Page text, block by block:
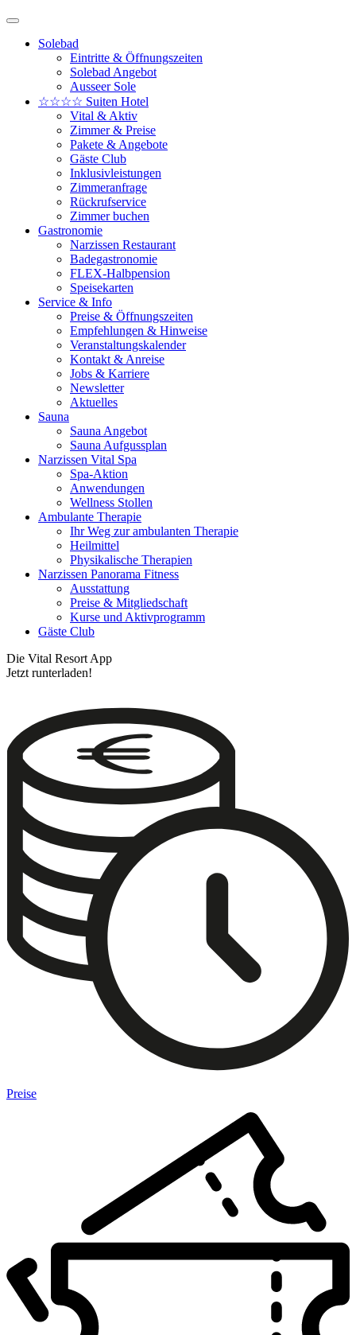
Solebad
Eintritte & Öffnungszeiten
Solebad Angebot
Ausseer Sole
☆☆☆☆ Suiten Hotel
Vital & Aktiv
Zimmer & Preise
Pakete & Angebote
Gäste Club
Inklusivleistungen
Zimmeranfrage
Rückrufservice
Zimmer buchen
Gastronomie
Narzissen Restaurant
Badegastronomie
FLEX-Halbpension
Speisekarten
Service & Info
Preise & Öffnungszeiten
Empfehlungen & Hinweise
Veranstaltungskalender
Kontakt & Anreise
Jobs & Karriere
Newsletter
Aktuelles
Sauna
Sauna Angebot
Sauna Aufgussplan
Narzissen Vital Spa
Spa-Aktion
Anwendungen
Wellness Stollen
Ambulante Therapie
Ihr Weg zur ambulanten Therapie
Heilmittel
Physikalische Therapien
Narzissen Panorama Fitness
Ausstattung
Preise & Mitgliedschaft
Kurse und Aktivprogramm
Gäste Club
Die Vital Resort App
Jetzt runterladen!
Preise